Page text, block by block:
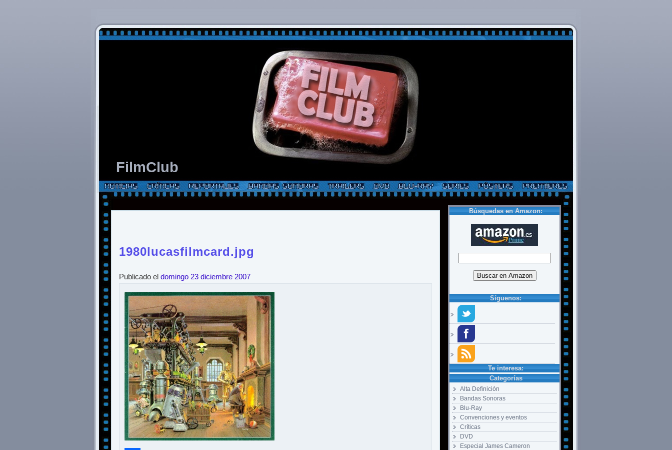
FilmClub
Búsquedas en Amazon:
Síguenos:
Te interesa:
Categorías
Alta Definición
Bandas Sonoras
Blu-Ray
Convenciones y eventos
Críticas
DVD
Especial James Cameron
1980lucasfilmcard.jpg
Publicado el domingo 23 diciembre 2007